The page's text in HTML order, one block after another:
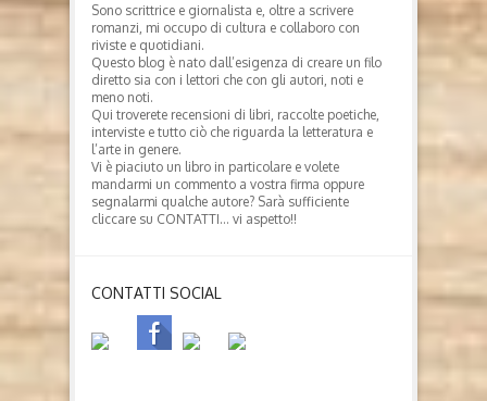
Sono scrittrice e giornalista e, oltre a scrivere
romanzi, mi occupo di cultura e collaboro con
riviste e quotidiani.
Questo blog è nato dall’esigenza di creare un filo
diretto sia con i lettori che con gli autori, noti e
meno noti.
Qui troverete recensioni di libri, raccolte poetiche,
interviste e tutto ciò che riguarda la letteratura e
l’arte in genere.
Vi è piaciuto un libro in particolare e volete
mandarmi un commento a vostra firma oppure
segnalarmi qualche autore? Sarà sufficiente
cliccare su CONTATTI… vi aspetto!!
CONTATTI SOCIAL